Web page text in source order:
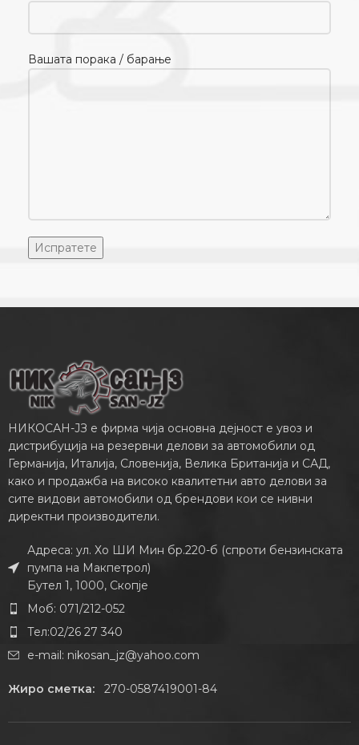
Вашата порака / барање
НИКОСАН-ЈЗ е фирма чија основна дејност е увоз и
дистрибуција на резервни делови за автомобили од
Германија, Италија, Словенија, Велика Британија и САД,
како и продажба на високо квалитетни авто делови за
сите видови автомобили од брендови кои се нивни
директни производители.
Адреса: ул. Хо ШИ Мин бр.220-б (спроти бензинската
пумпа на Макпетрол)
Бутел 1, 1000, Скопје
Моб: 071/212-052
Тел:02/26 27 340
e-mail: nikosan_jz@yahoo.com
Жиро сметка:270-0587419001-84